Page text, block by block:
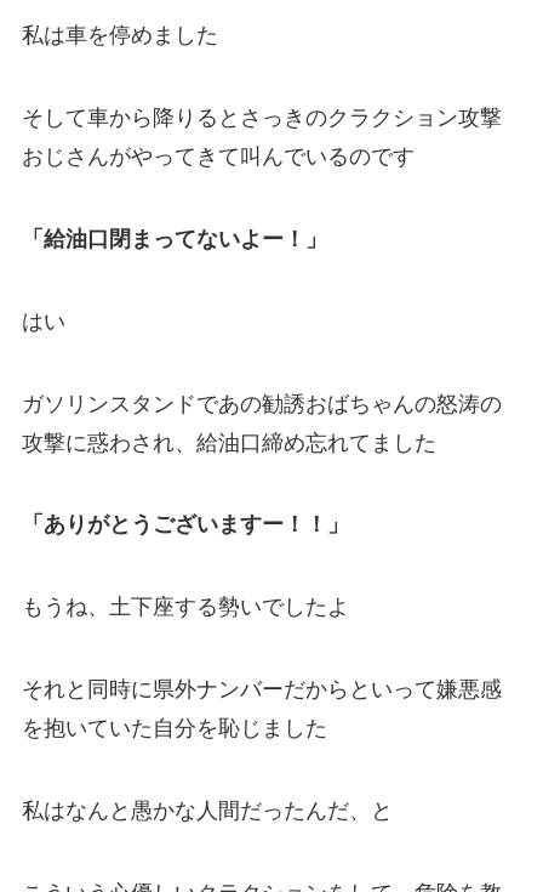
私は車を停めました
そして車から降りるとさっきのクラクション攻撃
おじさんがやってきて叫んでいるのです
「給油口閉まってないよー！」
はい
ガソリンスタンドであの勧誘おばちゃんの怒涛の
攻撃に惑わされ、給油口締め忘れてました
「ありがとうございますー！！」
もうね、土下座する勢いでしたよ
それと同時に県外ナンバーだからといって嫌悪感
を抱いていた自分を恥じました
私はなんと愚かな人間だったんだ、と